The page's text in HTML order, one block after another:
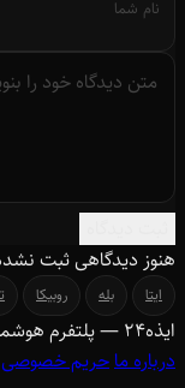
هنوز دیدگاهی ثبت
ایتا بله روبیکا
ایذه۲۴— پلتفرم
درباره ماحریم خصوصی